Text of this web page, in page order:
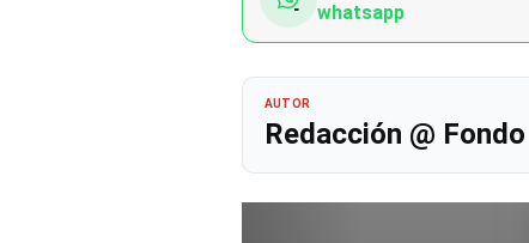
whatsapp
AUTOR
Redacción @ Fondo